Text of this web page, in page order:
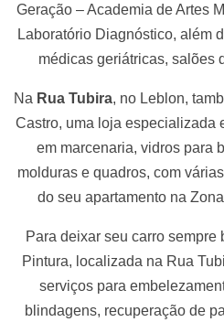
Geração – Academia de Artes
Laboratório Diagnóstico, além
médicas geriátricas, salões
Na Rua Tubira, no Leblon,
Castro, uma loja especializada
em marcenaria, vidros para
molduras e quadros, com
do seu apartamento na
Para deixar seu carro sempre
Pintura, localizada na Rua
serviços para
blindagens, recuperação de